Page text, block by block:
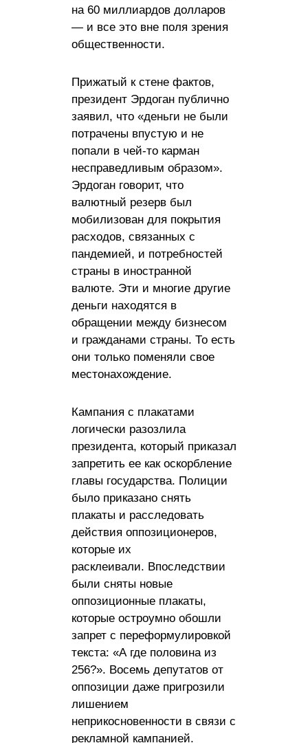
на 60 миллиардов долларов
— и все это вне поля зрения
общественности.
Прижатый к стене фактов,
президент Эрдоган публично
заявил, что «деньги не были
потрачены впустую и не
попали в чей-то карман
несправедливым образом».
Эрдоган говорит, что
валютный резерв был
мобилизован для покрытия
расходов, связанных с
пандемией, и потребностей
страны в иностранной
валюте. Эти и многие другие
деньги находятся в
обращении между бизнесом
и гражданами страны. То есть
они только поменяли свое
местонахождение.
Кампания с плакатами
логически разозлила
президента, который приказал
запретить ее как оскорбление
главы государства. Полиции
было приказано снять
плакаты и расследовать
действия оппозиционеров,
которые их
расклеивали. Впоследствии
были сняты новые
оппозиционные плакаты,
которые остроумно обошли
запрет с переформулировкой
текста: «А где половина из
256?». Восемь депутатов от
оппозиции даже пригрозили
лишением
неприкосновенности в связи с
рекламной кампанией.